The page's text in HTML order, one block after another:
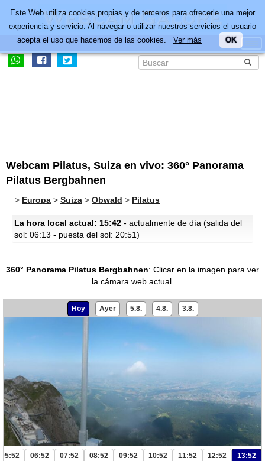
Webcam Pilatus, Suiza en vivo: 360° Panorama
Pilatus Bergbahnen
> Europa > Suiza > Obwald > Pilatus
La hora local actual: 15:42 - actualmente de día (salida del
sol: 06:13 - puesta del sol: 20:51)
360° Panorama Pilatus Bergbahnen: Clicar en la imagen para ver
la cámara web actual.
Hoy Ayer 5.8. 4.8. 3.8.
05:52 06:52 07:52 08:52 09:52 10:52 11:52 12:52 13:52
Este Web utiliza cookies propias y de terceros para ofrecerle una mejor
experiencia y servicio. Al navegar o utilizar nuestros servicios el usuario
acepta el uso que hacemos de las cookies. Ver más OK